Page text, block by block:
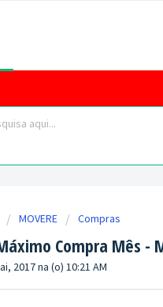
MOVERE Compras
Compra Mês -
2017 na (o) 10:21 AM